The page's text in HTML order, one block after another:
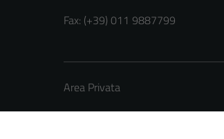
Fax: (+39) 011 9887799
Area Privata